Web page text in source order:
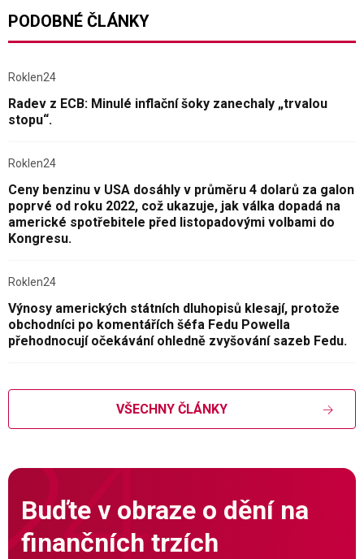
PODOBNÉ ČLÁNKY
Roklen24
Radev z ECB: Minulé inflační šoky zanechaly „trvalou
stopu“.
Roklen24
Ceny benzinu v USA dosáhly v průměru 4 dolarů za galon
poprvé od roku 2022, což ukazuje, jak válka dopadá na
americké spotřebitele před listopadovými volbami do
Kongresu.
Roklen24
Výnosy amerických státních dluhopisů klesají, protože
obchodníci po komentářích šéfa Fedu Powella
přehodnocují očekávání ohledně zvyšování sazeb Fedu.
VŠECHNY ČLÁNKY
Buďte v obraze o dění na
finančních trzích